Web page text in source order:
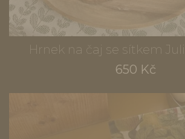
Hrnek na čaj se sítkem
650 Kč